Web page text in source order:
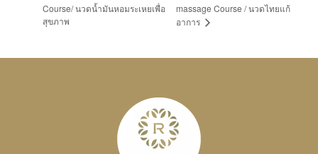
Course/ นวดน้ำมันหอมระเหยเพื่อ
สุขภาพ
massage Course / นวดไทยแก้
อาการ